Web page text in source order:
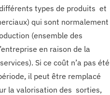
types de produits et
qui sont normalement
(ensemble des
en raison de la
Si ce coût n’a pas été
il peut être remplacé
la valorisation des sorties,